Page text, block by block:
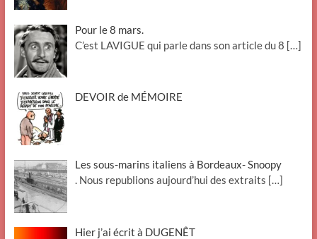
Pour le 8 mars.
C’est LAVIGUE qui parle dans son article du 8 […]
DEVOIR de MÉMOIRE
Les sous-marins italiens à Bordeaux- Snoopy
. Nous republions aujourd’hui des extraits […]
Hier j’ai écrit à DUGENÊT